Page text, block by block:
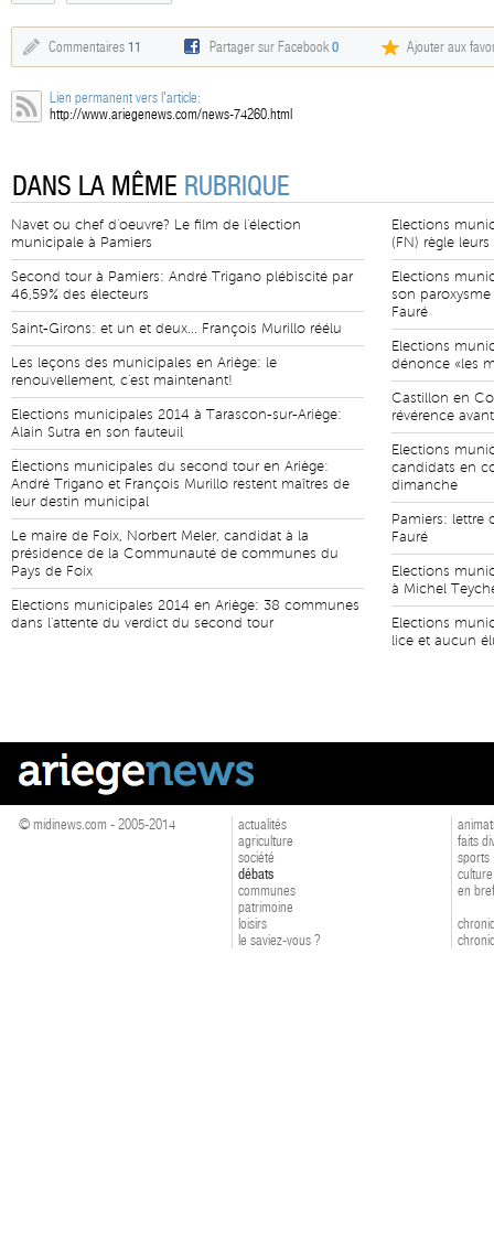
Commentaires 11 Partager sur Facebook0 Ajouter aux
Lien permanent vers l'article:
http://www.ariegenews.com/news-74260.html
DANS LA MÊME RUBRIQUE
Navet ou chef d'oeuvre? Le film de l'élection
municipale à Pamiers
Second tour à Pamiers: André Trigano plébiscité par
46,59% des électeurs
Saint-Girons: et un et deux... François Murillo réélu
Les leçons des municipales en Ariège: le
renouvellement, c'est maintenant!
Elections municipales 2014 à Tarascon-sur-Ariège:
Alain Sutra en son fauteuil
Élections municipales du second tour en Ariège:
André Trigano et François Murillo restent maîtres de
leur destin municipal
Le maire de Foix, Norbert Meler, candidat à la
présidence de la Communauté de communes du
Pays de Foix
Elections municipales 2014 en Ariège: 38 communes
dans l'attente du verdict du second tour
Elections
(FN) règle
Elections
son
Fauré
Elections
dénonce «les
Castillon en
révérence
Elections
candidats en
dimanche
Pamiers: lettre
Fauré
Elections
à Michel
Elections
lice et aucun
© midinews.com - 2005-2014
actualités
agriculture
société
débats
communes
patrimoine
loisirs
le saviez-vous ?
faits
sports
culture
en bref